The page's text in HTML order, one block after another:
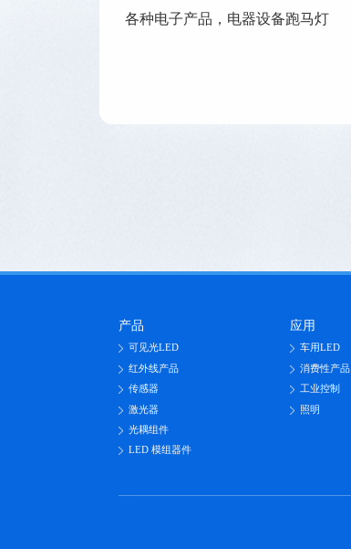
各种电子产品，电器设备跑马灯
产品
可见光LED
红外线产品
传感器
激光器
光耦组件
LED 模组器件
应用
车用LED
消费性产品
工业控制
照明